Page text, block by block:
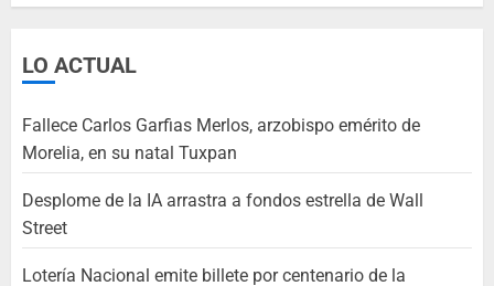
LO ACTUAL
Fallece Carlos Garfias Merlos, arzobispo emérito de
Morelia, en su natal Tuxpan
Desplome de la IA arrastra a fondos estrella de Wall
Street
Lotería Nacional emite billete por centenario de la